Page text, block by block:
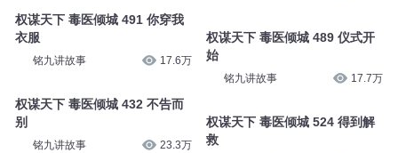
权谋天下 毒医倾城 491 你穿我
衣服
铭九讲故事 17.6万
权谋天下 毒医倾城 432 不告而
别
铭九讲故事 23.3万
权谋天下 毒医倾城 489 仪式开
始
铭九讲故事 17.7万
权谋天下 毒医倾城 524 得到解
救